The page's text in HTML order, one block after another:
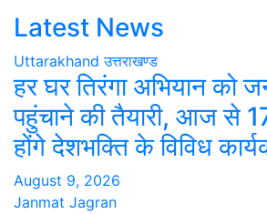
Latest News
Uttarakhand उत्तराखण्ड
हर घर तिरंगा अभियान
पहुंचाने की तैयारी, आज से
होंगे देशभक्ति के विविध
August 9, 2026
Janmat Jagran